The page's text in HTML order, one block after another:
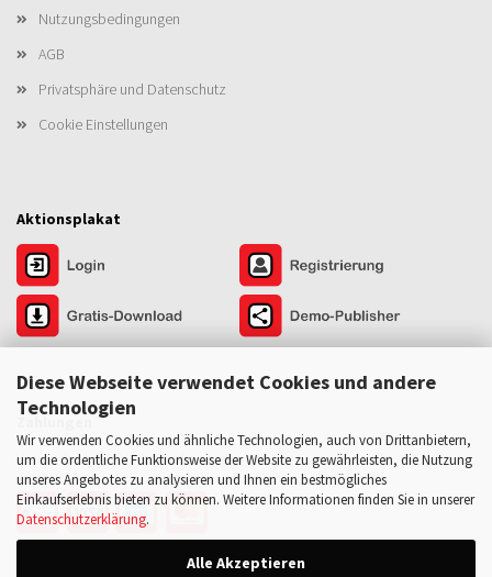
Diese Webseite verwendet Cookies und andere
Technologien
Wir verwenden Cookies und ähnliche Technologien, auch von Drittanbietern,
um die ordentliche Funktionsweise der Website zu gewährleisten, die Nutzung
unseres Angebotes zu analysieren und Ihnen ein bestmögliches
Einkaufserlebnis bieten zu können. Weitere Informationen finden Sie in unserer
Datenschutzerklärung.
Alle Akzeptieren
Nutzungsbedingungen
AGB
Privatsphäre und Datenschutz
Cookie Einstellungen
Aktionsplakat
Versand- und Zahlungsbedingungen